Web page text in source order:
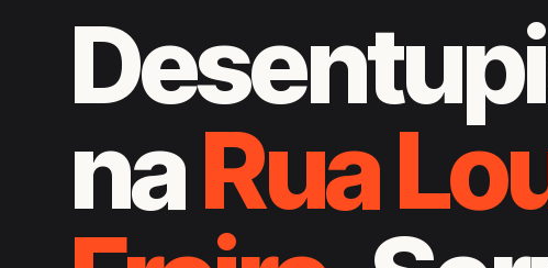
naRua